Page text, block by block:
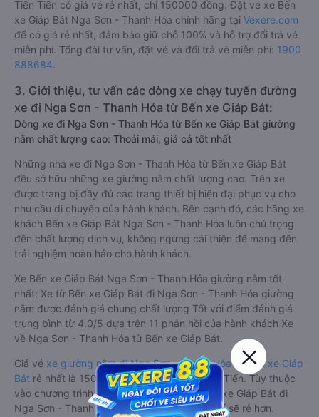
Tiến Tiến có giá vé rẻ nhất, chỉ 150000 đồng. Đặt vé xe Bến
xe Giáp Bát Nga Sơn - Thanh Hóa chính hãng tại Vexere.com
để có giá rẻ nhất, đảm bảo giữ chỗ 100% và hỗ trợ đổi trả vé
miễn phí. Tổng đài tư vấn, đặt vé và đổi trả vé miễn phí: 1900
888684.
3. Giới thiệu, tư vấn các dòng xe chạy tuyến đường
xe đi Nga Sơn - Thanh Hóa từ Bến xe Giáp Bát:
Dòng xe đi Nga Sơn - Thanh Hóa từ Bến xe Giáp Bát giường
nằm chất lượng cao: Thoải mái, giá cả tốt nhất
Những nhà xe đi Nga Sơn - Thanh Hóa từ Bến xe Giáp Bát
đều sở hữu những xe giường nằm chất lượng cao. Trên xe
được trang bị đầy đủ các trang thiết bị hiện đại phục vụ cho
nhu cầu di chuyển của hành khách. Bên cạnh đó, các hãng xe
khách Bến xe Giáp Bát Nga Sơn - Thanh Hóa luôn chú trọng
đến chất lượng dịch vụ, không ngừng cải thiện để mang đến
trải nghiệm hoàn hảo cho hành khách.
Xe Bến xe Giáp Bát Nga Sơn - Thanh Hóa giường nằm tốt
nhất: Xe từ Bến xe Giáp Bát đi Nga Sơn - Thanh Hóa giường
nằm được đánh giá chung chất lượng Tốt với điểm đánh giá
trung bình từ 4.0/5 dựa trên 11 phản hồi của hành khách Xe
về Nga Sơn - Thanh Hóa từ Bến xe Giáp Bát.
Giá vé xe giường nằm đi Nga Sơn - Thanh Hóa từ Bến xe Giáp
Bát rẻ nhất là 150000VND của hãng xe Tiến Tiến. Tùy thuộc
vào chương trình khuyến mãi, giá vé Xe Bến xe Giáp Bát đi
Nga Sơn - Thanh Hóa giường nằm này có thể sẽ rẻ hơn.